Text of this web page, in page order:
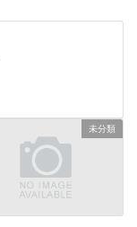
未分類